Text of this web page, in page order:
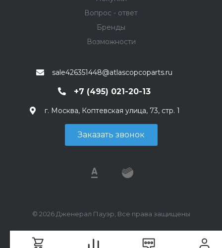
Вопрос - ответ
Бренды
Возможности
sale426351448@atlascopcoparts.ru
+7 (495) 021-20-13
г. Москва, Коптевская улица, 73, стр. 1
Заказать звонок
© 2026 Дженерал Пауэр, Все права защищены